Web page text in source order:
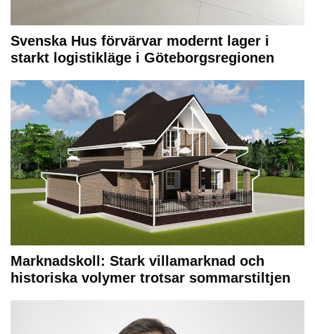
Svenska Hus förvärvar modernt lager i
starkt logistikläge i Göteborgsregionen
Marknadskoll: Stark villamarknad och
historiska volymer trotsar sommarstiltjen